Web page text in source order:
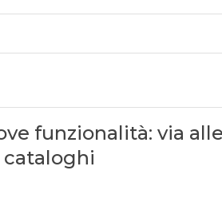
funzionalità: via
cataloghi